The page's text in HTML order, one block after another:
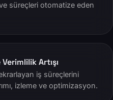
süreçleri otomatize eden
Artışı
iş süreçlerini
izleme ve optimizasyon.